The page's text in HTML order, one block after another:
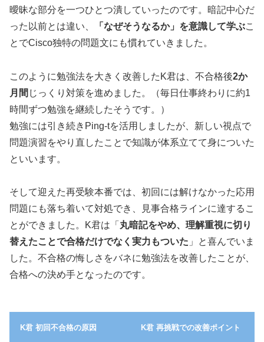
曖昧な部分を一つひとつ潰していったのです。暗記中心だ
った以前とは違い、
「なぜそうなるか」を意識して学ぶこ
とでCisco独特の問題文にも慣れていきました。
このように勉強法を大きく改善したK君は、不合格後2か
月間 じっくり対策を進めました。（毎日仕事終わりに約1
時間ずつ勉強を継続したそうです。）
勉強には引き続きPing-tを活用しましたが、新しい視点で
問題演習をやり直したことで知識が体系立てて身についた
といいます。
そして迎えた再受験本番では、初回には解けなかった応用
問題にも落ち着いて対処でき、見事合格ラインに達するこ
とができました。K君は「 丸暗記をやめ、理解重視に切り
替えたことで合格だけでなく実力もついた 」と喜んでいま
した。不合格の悔しさをバネに勉強法を改善したことが、
合格への決め手となったのです。
K君 初回不合格の原因 K君 再挑戦での改善ポイント